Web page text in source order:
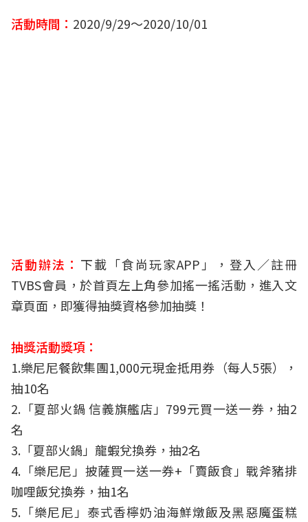
活動時間： 2020/9/29～2020/10/01
活動辦法： 下載「食尚玩家APP 」，登入／註冊
TVBS會員，於首頁左上角參加搖一搖活動，進入文
章頁面，即獲得抽獎資格參加抽獎！
抽獎活動獎項：
1.樂尼尼餐飲集團1,000元現金抵用券（每人5張），
抽10名
2.「夏部火鍋 信義旗艦店」799元買一送一券，抽2
名
3.「夏部火鍋」龍蝦兌換券，抽2名
4.「樂尼尼」披薩買一送一券+「賣飯食」戰斧豬排
咖哩飯兌換券，抽1名
5.「樂尼尼」泰式香檸奶油海鮮燉飯及黑惡魔蛋糕